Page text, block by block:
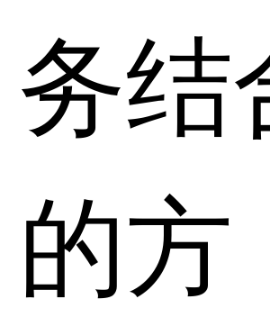
务结
的方